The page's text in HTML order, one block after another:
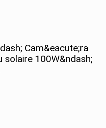
Cam&eacute;ra
solaire 100W&ndash;